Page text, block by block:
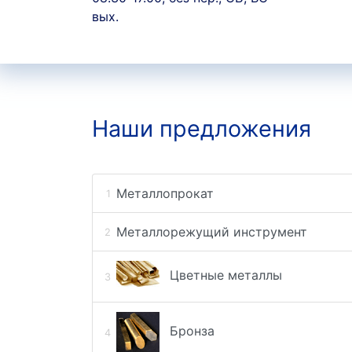
вых.
Наши предложения
Металлопрокат
Металлорежущий инструмент
Цветные металлы
Бронза